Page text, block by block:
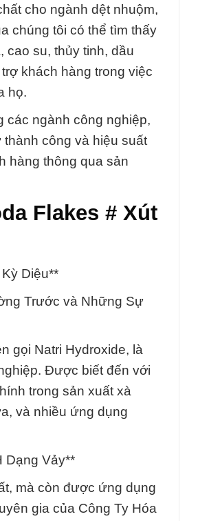
cho ngành dệt nhuộm,
chúng tôi có thể tìm thấy
cao su, thủy tinh, dầu
khách hàng trong việc
họ.
các ngành công nghiệp,
công và hiệu suất
hàng thông qua sản
Flakes # Xút
Diệu**
Trước và Những Sự
gọi Natri Hydroxide, là
Được biết đến với
trong sản xuất xà
và nhiều ứng dụng
Dạng Vảy**
mà còn được ứng dụng
gia của Công Ty Hóa